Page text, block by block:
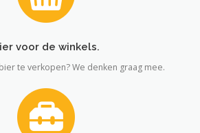
voor de winkels.
te verkopen? We denken graag mee.